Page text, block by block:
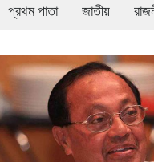
প্রথম পাতা জাতীয়